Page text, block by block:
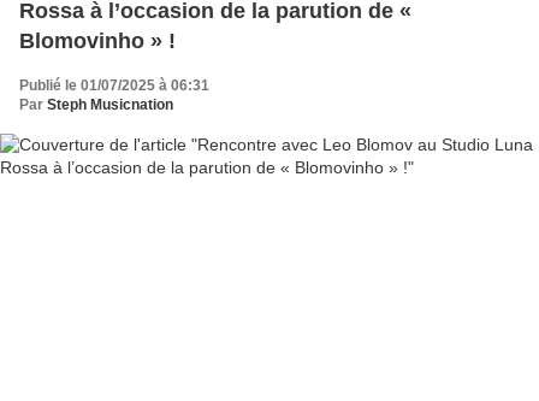
Rossa à l’occasion de la parution de «
Blomovinho » !
Publié le 01/07/2025 à 06:31
Par Steph Musicnation